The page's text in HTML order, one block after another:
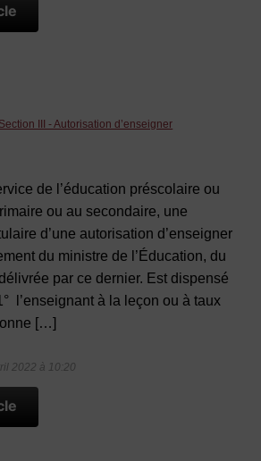
Section III - Autorisation d’enseigner
de l’éducation préscolaire ou
ou au secondaire, une
d’une autorisation d’enseigner
du ministre de l’Éducation, du
par ce dernier. Est dispensé
l’enseignant à la leçon ou à taux
[…]
2022 à 10:20